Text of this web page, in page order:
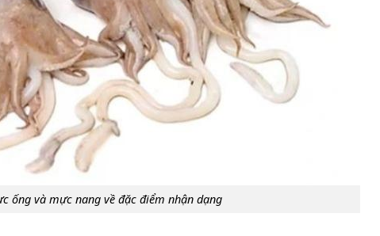
ống và mực nang về đặc điểm nhận dạng